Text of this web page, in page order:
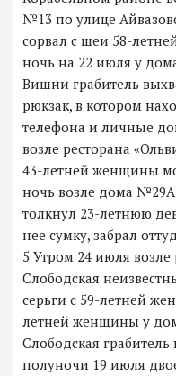
№13 по улице
сорвал с шеи 58-
ночь на 22 июля у
Вишни грабитель
рюкзак, в котором
телефона и личные
возле ресторана
43-летней женщины
ночь возле дома №29А
толкнул 23-летнюю
нее сумку, забрал
5 Утром 24 июля
Слободская
серьги с 59-летней
летней женщины у
Слободская
полуночи 19 июля